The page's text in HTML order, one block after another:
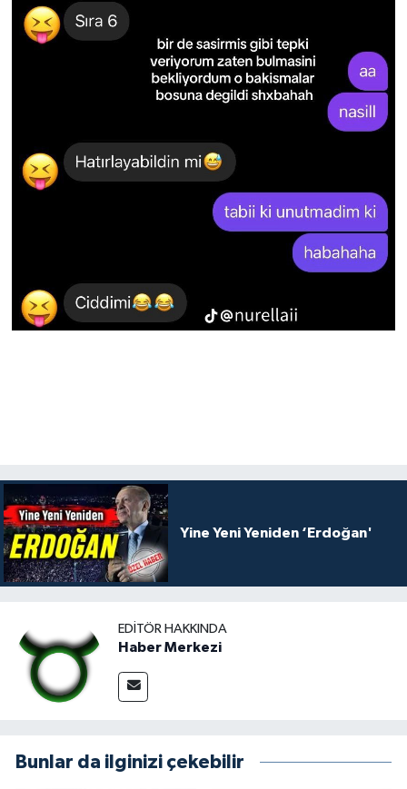
Yine Yeni Yeniden ‘Erdoğan'
EDITÖR HAKKINDA
Haber Merkezi
Bunlar da ilginizi çekebilir